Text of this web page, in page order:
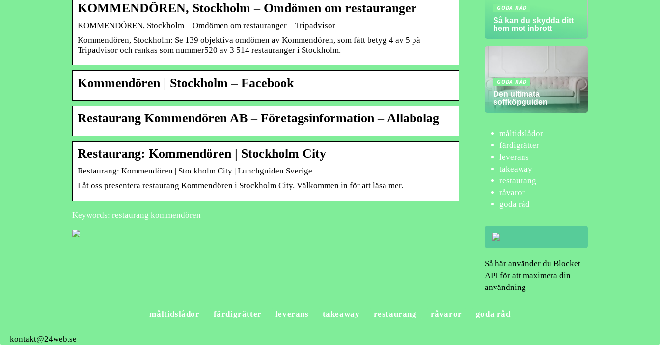
KOMMENDÖREN, Stockholm – Omdömen om restauranger
KOMMENDÖREN, Stockholm – Omdömen om restauranger – Tripadvisor
Kommendören, Stockholm: Se 139 objektiva omdömen av Kommendören, som fått betyg 4 av 5 på
Tripadvisor och rankas som nummer520 av 3 514 restauranger i Stockholm.
Kommendören | Stockholm – Facebook
Restaurang Kommendören AB – Företagsinformation – Allabolag
Restaurang: Kommendören | Stockholm City
Restaurang: Kommendören | Stockholm City | Lunchguiden Sverige
Låt oss presentera restaurang Kommendören i Stockholm City. Välkommen in för att läsa mer.
Keywords: restaurang kommendören
GODA RÅD
Så kan du skydda ditt
hem mot inbrott
GODA RÅD
Den ultimata
soffköpguiden
måltidslådor
färdigrätter
leverans
takeaway
restaurang
råvaror
goda råd
Så här använder du Blocket
API för att maximera din
användning
måltidslådor färdigrätter leverans takeaway restaurang råvaror goda råd
kontakt@24web.se